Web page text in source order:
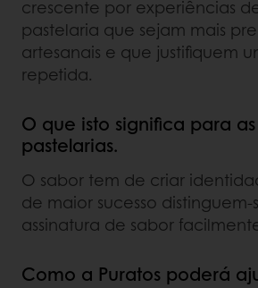
crescente por experiências
pastelaria que sejam mais
artesanais e que justifiquem
repetida.
O que isto significa para
pastelarias.
O sabor tem de criar
de maior sucesso
assinatura de sabor
Como a Puratos poderá